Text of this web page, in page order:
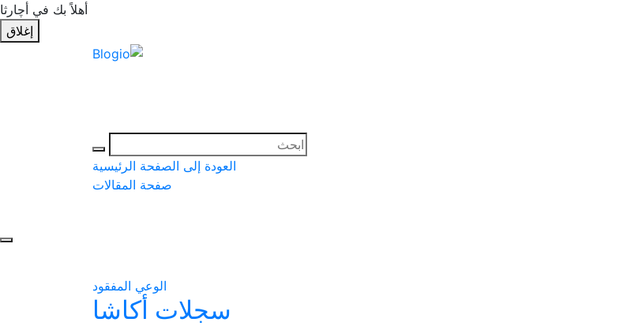
أهلاً بك في أچارثا
إغلاق
العودة إلى الصفحة الرئيسية
صفحة المقالات
الوعي المفقود
سجلات أكاشا